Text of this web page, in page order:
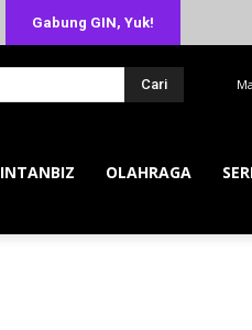
Gabung GIN, Yuk!
Cari
INTANBIZ OLAHRAGA